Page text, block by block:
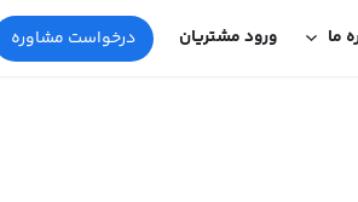
ما ورود مشتریان درخواست مشاوره